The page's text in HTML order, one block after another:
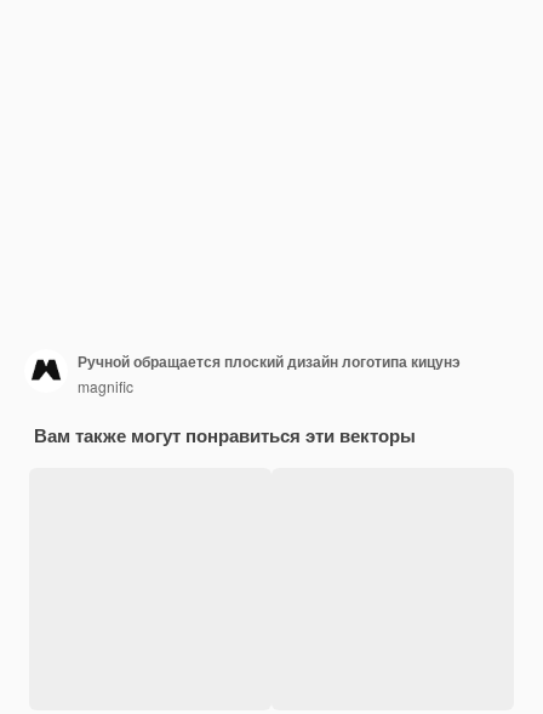
Ручной обращается плоский дизайн логотипа кицунэ
magnific
Вам также могут понравиться эти векторы